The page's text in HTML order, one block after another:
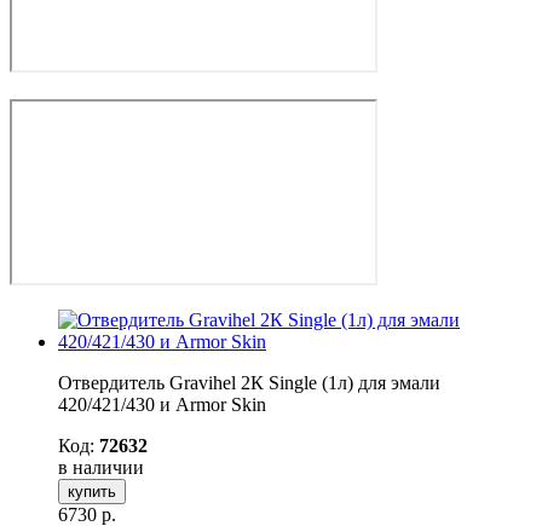
Отвердитель Gravihel 2К Single (1л) для эмали
420/421/430 и Armor Skin
Код: 72632
в наличии
купить
6730 р.